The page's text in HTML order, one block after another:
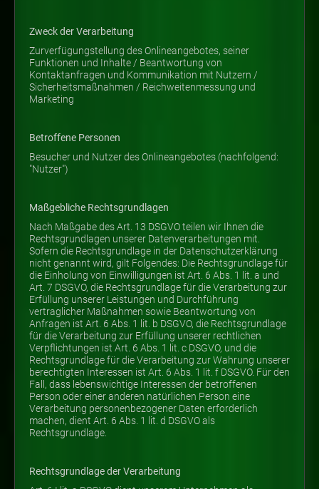
Zweck der Verarbeitung
Zurverfügungstellung des Onlineangebotes, seiner
Funktionen und Inhalte / Beantwortung von
Kontaktanfragen und Kommunikation mit Nutzern /
Sicherheitsmaßnahmen / Reichweitenmessung und
Marketing
Betroffene Personen
Besucher und Nutzer des Onlineangebotes (nachfolgend:
"Nutzer")
Maßgebliche Rechtsgrundlagen
Nach Maßgabe des Art. 13 DSGVO teilen wir Ihnen die
Rechtsgrundlagen unserer Datenverarbeitungen mit.
Sofern die Rechtsgrundlage in der Datenschutzerklärung
nicht genannt wird, gilt Folgendes: Die Rechtsgrundlage für
die Einholung von Einwilligungen ist Art. 6 Abs. 1 lit. a und
Art. 7 DSGVO, die Rechtsgrundlage für die Verarbeitung zur
Erfüllung unserer Leistungen und Durchführung
vertraglicher Maßnahmen sowie Beantwortung von
Anfragen ist Art. 6 Abs. 1 lit. b DSGVO, die Rechtsgrundlage
für die Verarbeitung zur Erfüllung unserer rechtlichen
Verpflichtungen ist Art. 6 Abs. 1 lit. c DSGVO, und die
Rechtsgrundlage für die Verarbeitung zur Wahrung unserer
berechtigten Interessen ist Art. 6 Abs. 1 lit. f DSGVO. Für den
Fall, dass lebenswichtige Interessen der betroffenen
Person oder einer anderen natürlichen Person eine
Verarbeitung personenbezogener Daten erforderlich
machen, dient Art. 6 Abs. 1 lit. d DSGVO als
Rechtsgrundlage.
Rechtsgrundlage der Verarbeitung